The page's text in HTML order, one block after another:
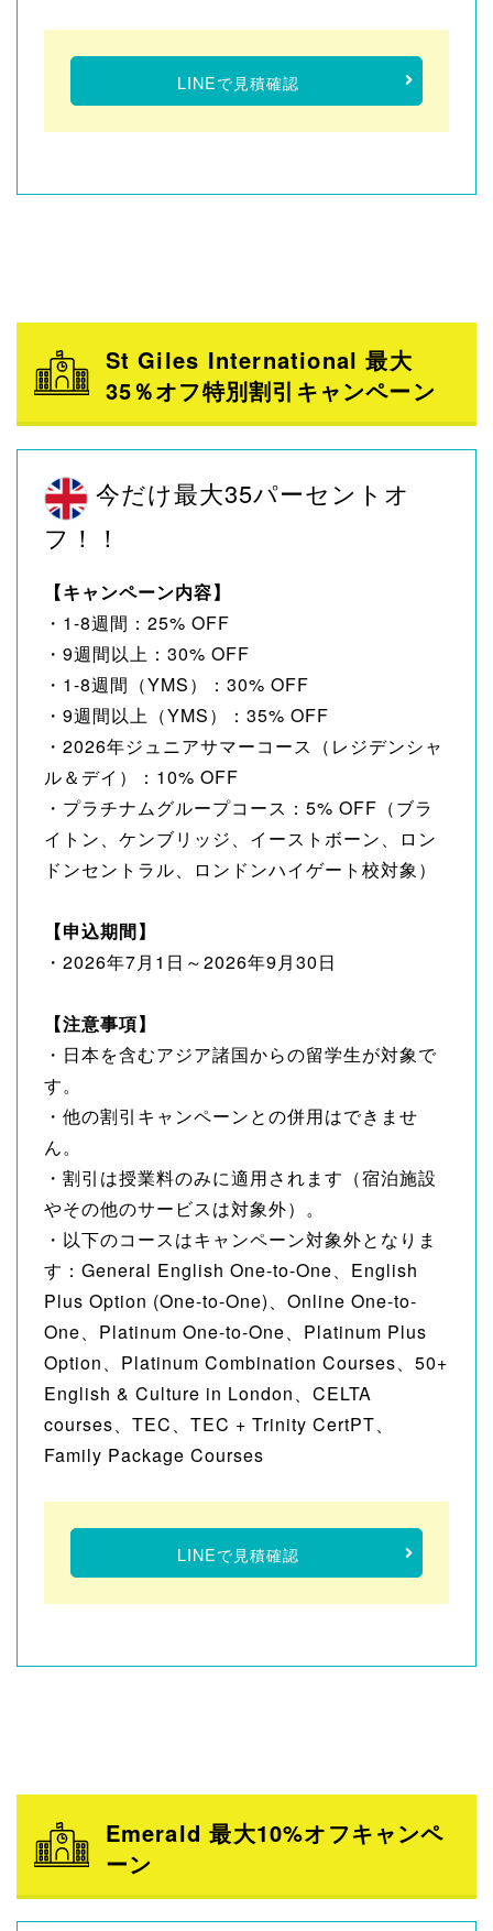
LINEで見積確認
St Giles International 最大
35％オフ特別割引キャンペーン
今だけ最大35パーセントオ
フ！！
【キャンペーン内容】
・1-8週間：25% OFF
・9週間以上：30% OFF
・1-8週間（YMS）：30% OFF
・9週間以上（YMS）：35% OFF
・2026年ジュニアサマーコース（レジデンシャ
ル＆デイ）：10% OFF
・プラチナムグループコース：5% OFF（ブラ
イトン、ケンブリッジ、イーストボーン、ロン
ドンセントラル、ロンドンハイゲート校対象）
【申込期間】
・2026年7月1日～2026年9月30日
【注意事項】
・日本を含むアジア諸国からの留学生が対象で
す。
・他の割引キャンペーンとの併用はできませ
ん。
・割引は授業料のみに適用されます（宿泊施設
やその他のサービスは対象外）。
・以下のコースはキャンペーン対象外となりま
す：General English One-to-One、English
Plus Option (One-to-One)、Online One-to-
One、Platinum One-to-One、Platinum Plus
Option、Platinum Combination Courses、50+
English & Culture in London、CELTA
courses、TEC、TEC + Trinity CertPT、
Family Package Courses
LINEで見積確認
Emerald 最大10%オフキャンペ
ーン